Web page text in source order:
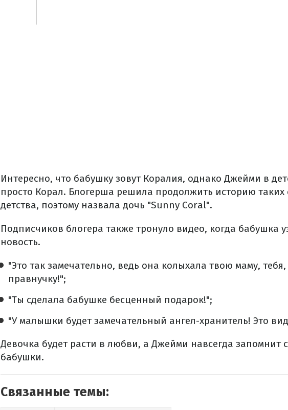
Интересно, что бабушку зовут Коралия, однако Джейми в
просто Корал. Блогерша решила продолжить историю
детства, поэтому назвала дочь "Sunny Coral".
Подписчиков блогера также тронуло видео, когда бабушка
новость.
"Это так замечательно, ведь она колыхала твою маму,
правнучку!";
"Ты сделала бабушке бесценный подарок!";
"У малышки будет замечательный ангел-хранитель! Это
Девочка будет расти в любви, а Джейми навсегда запомнит
бабушки.
Связанные темы: